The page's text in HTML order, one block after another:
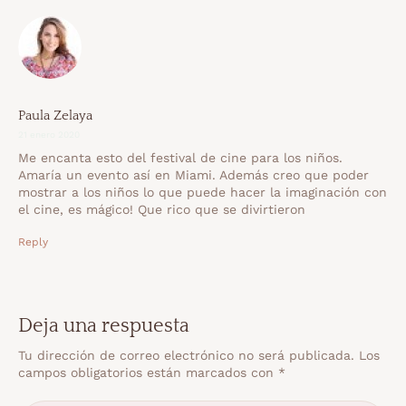
Paula Zelaya
Me encanta esto del festival de cine para los niños.
Amaría un evento así en Miami. Además creo que poder
mostrar a los niños lo que puede hacer la imaginación con
el cine, es mágico! Que rico que se divirtieron
Reply
Deja una respuesta
Tu dirección de correo electrónico no será publicada. Los
campos obligatorios están marcados con *